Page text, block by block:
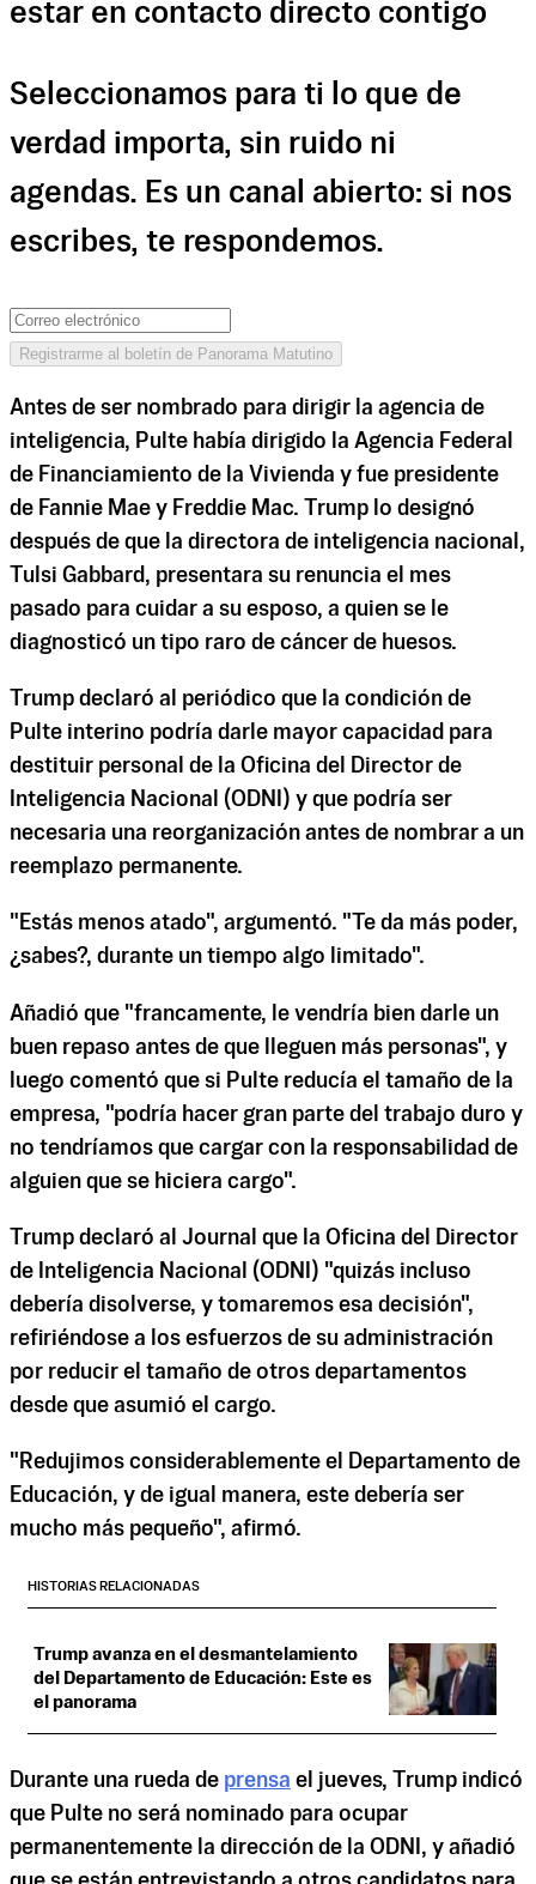
estar en contacto directo contigo
Seleccionamos para ti lo que de
verdad importa, sin ruido ni
agendas. Es un canal abierto: si nos
escribes, te respondemos.
Registrarme al boletín de Panorama Matutino
Antes de ser nombrado para dirigir la agencia de
inteligencia, Pulte había dirigido la Agencia Federal
de Financiamiento de la Vivienda y fue presidente
de Fannie Mae y Freddie Mac. Trump lo designó
después de que la directora de inteligencia nacional,
Tulsi Gabbard, presentara su renuncia el mes
pasado para cuidar a su esposo, a quien se le
diagnosticó un tipo raro de cáncer de huesos.
Trump declaró al periódico que la condición de
Pulte interino podría darle mayor capacidad para
destituir personal de la Oficina del Director de
Inteligencia Nacional (ODNI) y que podría ser
necesaria una reorganización antes de nombrar a un
reemplazo permanente.
"Estás menos atado", argumentó. "Te da más poder,
¿sabes?, durante un tiempo algo limitado".
Añadió que "francamente, le vendría bien darle un
buen repaso antes de que lleguen más personas", y
luego comentó que si Pulte reducía el tamaño de la
empresa, "podría hacer gran parte del trabajo duro y
no tendríamos que cargar con la responsabilidad de
alguien que se hiciera cargo".
Trump declaró al Journal que la Oficina del Director
de Inteligencia Nacional (ODNI) "quizás incluso
debería disolverse, y tomaremos esa decisión",
refiriéndose a los esfuerzos de su administración
por reducir el tamaño de otros departamentos
desde que asumió el cargo.
"Redujimos considerablemente el Departamento de
Educación, y de igual manera, este debería ser
mucho más pequeño", afirmó.
HISTORIAS RELACIONADAS
Trump avanza en el desmantelamiento
del Departamento de Educación: Este es
el panorama
Durante una rueda de prensa el jueves, Trump indicó
que Pulte no será nominado para ocupar
permanentemente la dirección de la ODNI, y añadió